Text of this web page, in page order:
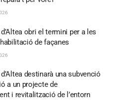
obri el termini per a les
de façanes
destinarà una subvenció
a un projecte de
i revitalització de l’entorn